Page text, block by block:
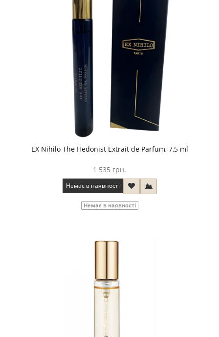
EX Nihilo The Hedonist Extrait de Parfum, 7,5 ml
1 535 грн.
Немає в наявності
Немає в наявності